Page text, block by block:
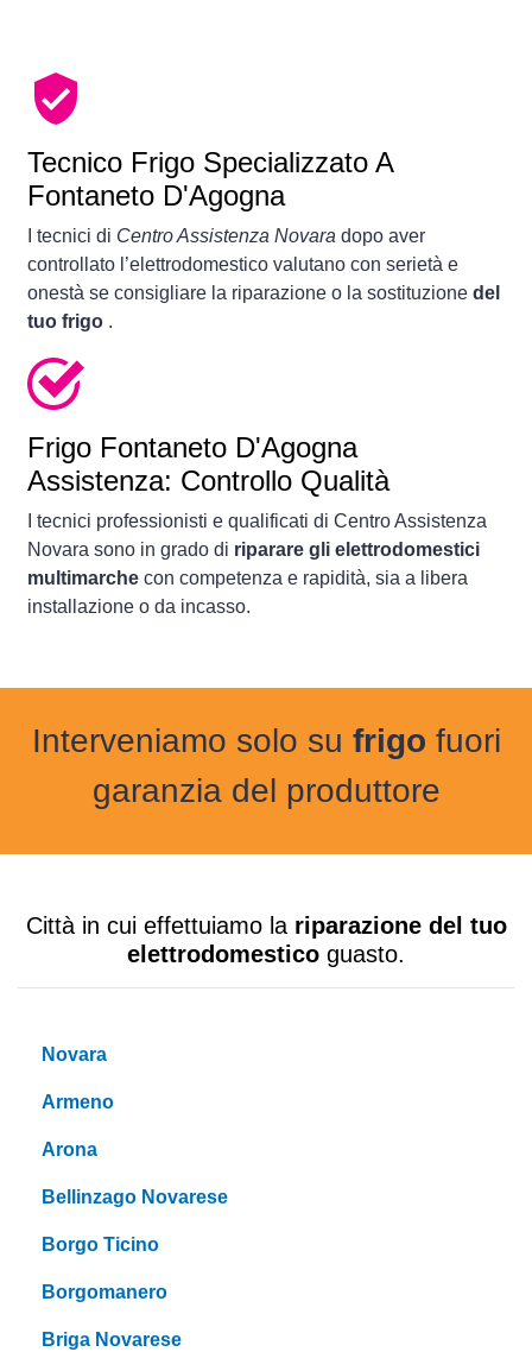
Tecnico Frigo Specializzato A
Fontaneto D'Agogna
I tecnici di Centro Assistenza Novara dopo aver
controllato l’elettrodomestico valutano con serietà e
onestà se consigliare la riparazione o la sostituzione del
tuo frigo .
Frigo Fontaneto D'Agogna
Assistenza: Controllo Qualità
I tecnici professionisti e qualificati di Centro Assistenza
Novara sono in grado di riparare gli elettrodomestici
multimarche con competenza e rapidità, sia a libera
installazione o da incasso.
Interveniamo solo su frigo fuori
garanzia del produttore
Città in cui effettuiamo la riparazione del tuo
elettrodomestico guasto.
Novara
Armeno
Arona
Bellinzago Novarese
Borgo Ticino
Borgomanero
Briga Novarese